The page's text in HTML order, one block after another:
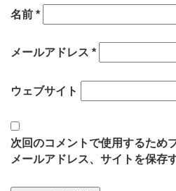
名前 *
メールアドレス *
ウェブサイト
次回のコメントで使用するため
メールアドレス、サイトを保存